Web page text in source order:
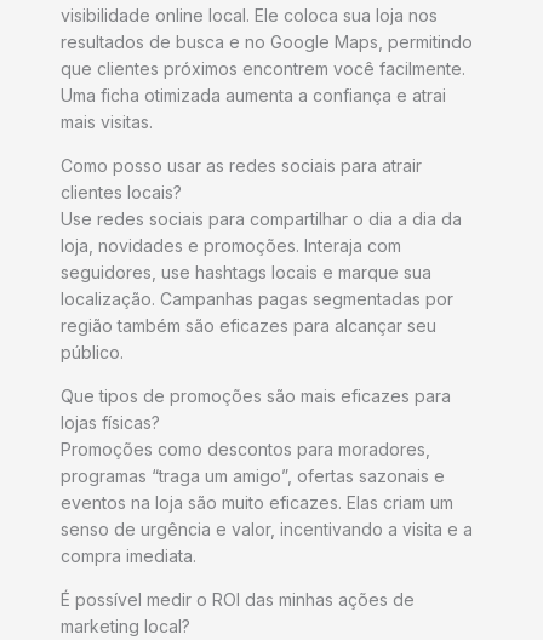
visibilidade online local. Ele coloca sua loja nos
resultados de busca e no Google Maps, permitindo
que clientes próximos encontrem você facilmente.
Uma ficha otimizada aumenta a confiança e atrai
mais visitas.
Como posso usar as redes sociais para atrair
clientes locais?
Use redes sociais para compartilhar o dia a dia da
loja, novidades e promoções. Interaja com
seguidores, use hashtags locais e marque sua
localização. Campanhas pagas segmentadas por
região também são eficazes para alcançar seu
público.
Que tipos de promoções são mais eficazes para
lojas físicas?
Promoções como descontos para moradores,
programas “traga um amigo”, ofertas sazonais e
eventos na loja são muito eficazes. Elas criam um
senso de urgência e valor, incentivando a visita e a
compra imediata.
É possível medir o ROI das minhas ações de
marketing local?